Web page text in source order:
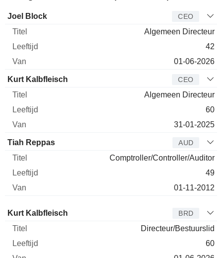
Bedrijfsleider
Joel Block CEO
Algemeen Directeur
42
01-06-2026
Kurt Kalbfleisch CEO
Algemeen Directeur
60
31-01-2025
Tiah Reppas AUD
Comptroller/Controller/Auditor
49
01-11-2012
Bestuurder Titel
Kurt Kalbfleisch BRD
Directeur/Bestuurslid
60